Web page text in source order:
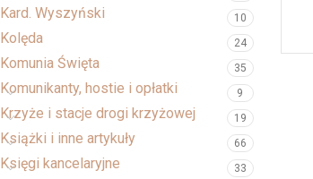
Kard. Wyszyński 10
Kolęda 24
Komunia Święta 35
Komunikanty, hostie i opłatki 9
Krzyże i stacje drogi krzyżowej 19
Książki i inne artykuły 66
Księgi kancelaryjne 33